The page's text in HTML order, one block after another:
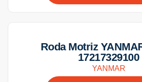
Roda Motriz
17217329100
YANMAR